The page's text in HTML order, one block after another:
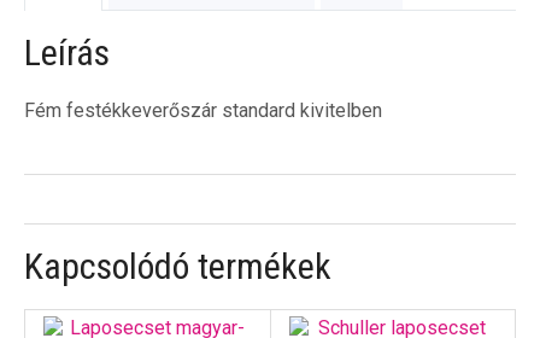
Leírás
Fém festékkeverőszár standard kivitelben
Kapcsolódó termékek